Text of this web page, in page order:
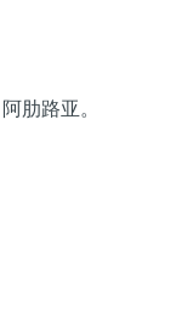
肋路亚。